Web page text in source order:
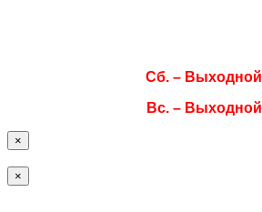
Сб. – Выходной
Вс. – Выходной
×
×